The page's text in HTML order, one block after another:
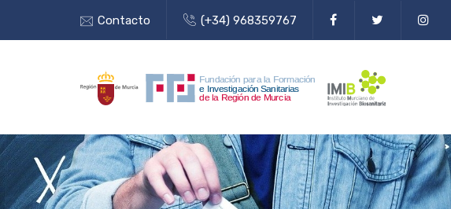
Contacto (+34) 968359767